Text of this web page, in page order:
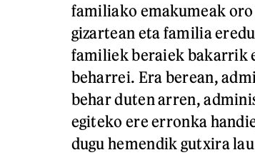
familiako emakumeak
gizartean eta familia
familiek beraiek bakarrik
beharrei. Era berean,
behar duten arren,
egiteko ere erronka
dugu hemendik gutxira